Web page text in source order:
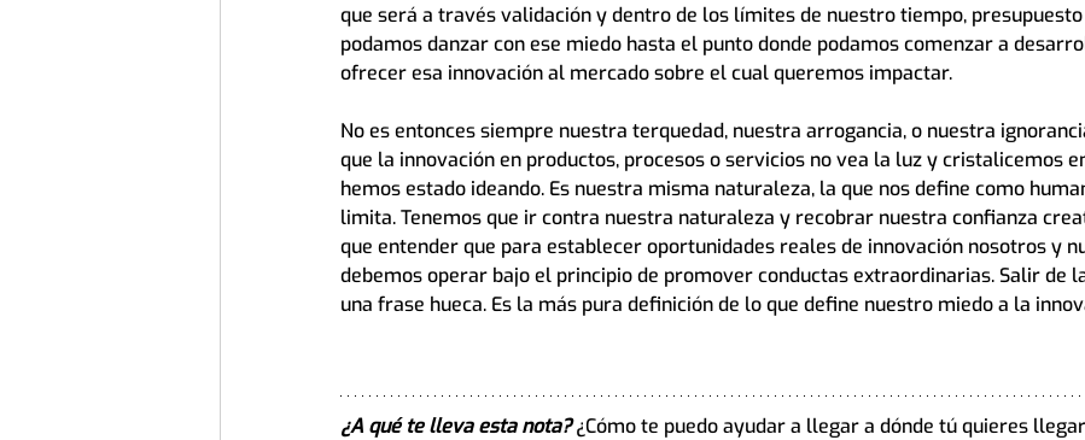
que será a través validación y dentro de los límites de nuestro tiempo,
podamos danzar con ese miedo hasta el punto donde podamos comenzar a
ofrecer esa innovación al mercado sobre el cual queremos impactar.
No es entonces siempre nuestra terquedad, nuestra arrogancia, o nuestra
que la innovación en productos, procesos o servicios no vea la luz y cristalicemos
hemos estado ideando. Es nuestra misma naturaleza, la que nos define como
limita. Tenemos que ir contra nuestra naturaleza y recobrar nuestra confianza
que entender que para establecer oportunidades reales de innovación nosotros y
debemos operar bajo el principio de promover conductas extraordinarias. Salir de la
una frase hueca. Es la más pura definición de lo que define nuestro miedo a la
¿A qué te lleva esta nota? ¿Cómo te puedo ayudar a llegar a dónde tú quieres